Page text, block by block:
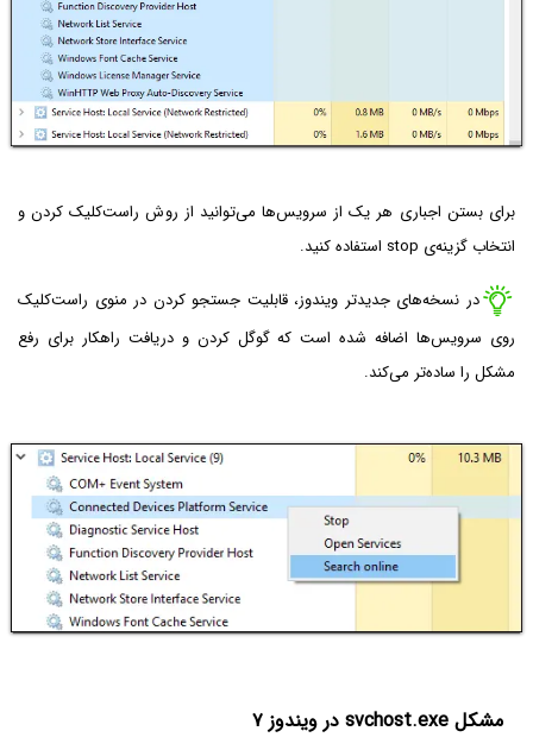
برای بستن اجباری هر یک از سرویس‌ها می‌توانید از روش راست‌کلیک کردن و
انتخاب گزینه‌ی stop استفاده کنید.
در نسخه‌های جدیدتر ویندوز، قابلیت جستجو کردن در منوی راست‌کلیک
روی سرویس‌ها اضافه شده است که گوگل کردن و دریافت راهکار برای رفع
مشکل را ساده‌تر می‌کند.
مشکل svchost.exe در ویندوز ۷